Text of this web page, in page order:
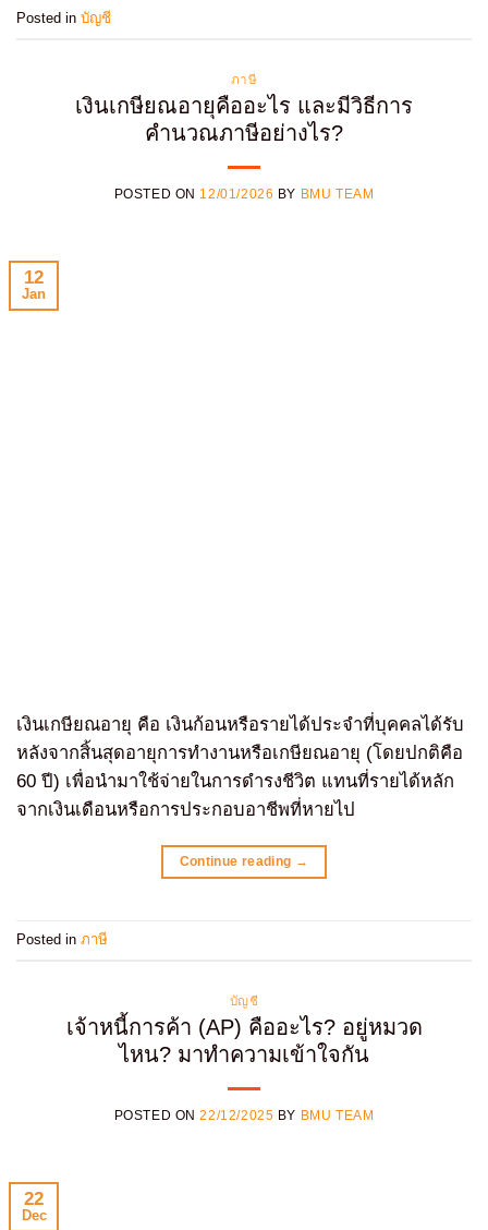
Posted in บัญชี
ภาษี
เงินเกษียณอายุคืออะไร และมีวิธีการ
คำนวณภาษีอย่างไร?
POSTED ON 12/01/2026 BY BMU TEAM
12
Jan
เงินเกษียณอายุ คือ เงินก้อนหรือรายได้ประจำที่บุคคลได้รับ
หลังจากสิ้นสุดอายุการทำงานหรือเกษียณอายุ (โดยปกติคือ
60 ปี) เพื่อนำมาใช้จ่ายในการดำรงชีวิต แทนที่รายได้หลัก
จากเงินเดือนหรือการประกอบอาชีพที่หายไป
Continue reading →
Posted in ภาษี
บัญชี
เจ้าหนี้การค้า (AP) คืออะไร? อยู่หมวด
ไหน? มาทำความเข้าใจกัน
POSTED ON22/12/2025 BY BMU TEAM
22
Dec